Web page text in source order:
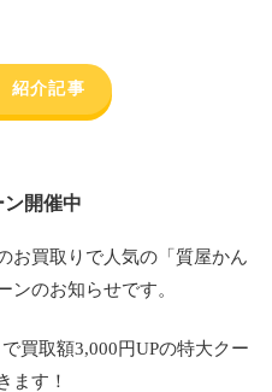
紹介記事
ン開催中
お買取りで人気の「質屋かん
ンのお知らせです。
買取額3,000円UPの特大クー
ます！